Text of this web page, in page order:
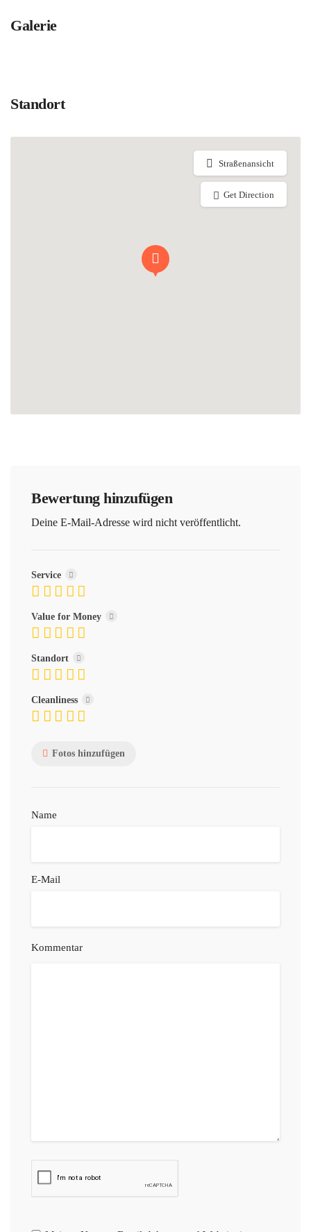
Galerie
Standort
Straßenansicht
Get Direction
Bewertung hinzufügen
Deine E-Mail-Adresse wird nicht veröffentlicht.
Service
Value for Money
Standort
Cleanliness
Fotos hinzufügen
Name
E-Mail
Kommentar